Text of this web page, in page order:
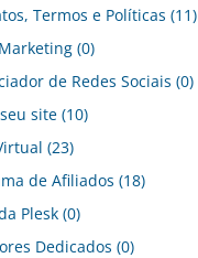
Termos e Políticas (11)
(0)
de Redes Sociais (0)
site (10)
(23)
de Afiliados (18)
Plesk (0)
Dedicados (0)